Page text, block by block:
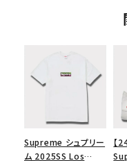
Supreme シュプリー
ム 2025SS Los
【